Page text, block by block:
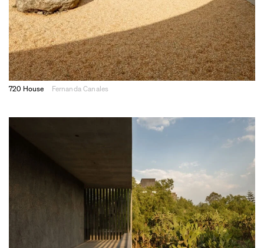
720 House Fernanda Canales